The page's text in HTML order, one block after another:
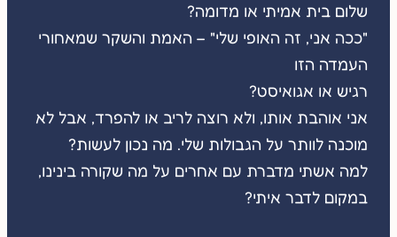
שלום בית אמיתי או מדומה?
"ככה אני, זה האופי שלי" – האמת והשקר שמאחורי
העמדה הזו
רגיש או אגואיסט?
אני אוהבת אותו, ולא רוצה לריב או להפרד, אבל לא
מוכנה לוותר על הגבולות שלי. מה נכון לעשות?
למה אשתי מדברת עם אחרים על מה שקורה בינינו,
במקום לדבר איתי?